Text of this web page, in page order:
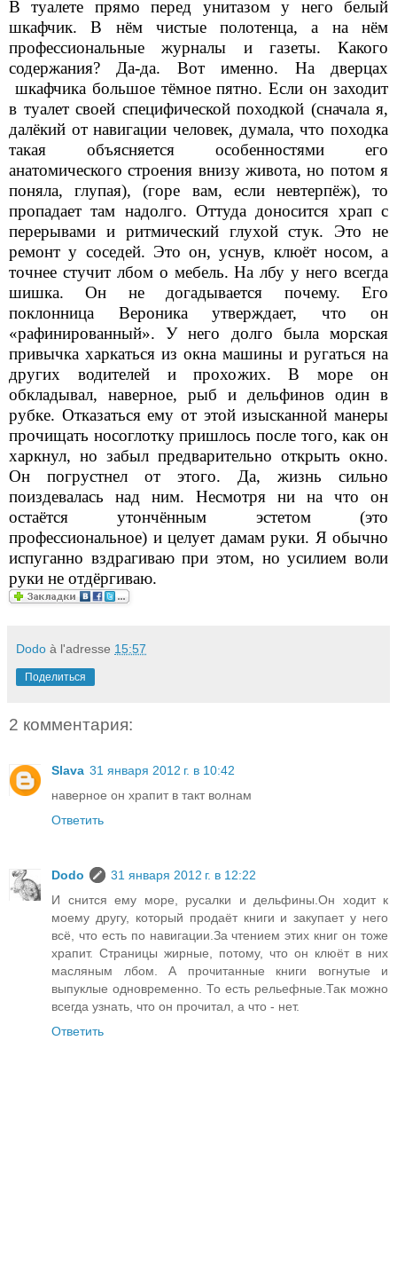
В туалете прямо перед унитазом у него белый
шкафчик. В нём чистые полотенца, а на нём
профессиональные журналы и газеты. Какого
содержания? Да-да. Вот именно. На дверцах
шкафчика большое тёмное пятно. Если он заходит
в туалет своей специфической походкой (сначала я,
далёкий от навигации человек, думала, что походка
такая объясняется особенностями его
анатомического строения внизу живота, но потом я
поняла, глупая), (горе вам, если невтерпёж), то
пропадает там надолго. Оттуда доносится храп с
перерывами и ритмический глухой стук. Это не
ремонт у соседей. Это он, уснув, клюёт носом, а
точнее стучит лбом о мебель. На лбу у него всегда
шишка. Он не догадывается почему. Его
поклонница Вероника утверждает, что он
«рафинированный». У него долго была морская
привычка харкаться из окна машины и ругаться на
других водителей и прохожих. В море он
обкладывал, наверное, рыб и дельфинов один в
рубке. Отказаться ему от этой изысканной манеры
прочищать носоглотку пришлось после того, как он
харкнул, но забыл предварительно открыть окно.
Он погрустнел от этого. Да, жизнь сильно
поиздевалась над ним. Несмотря ни на что он
остаётся утончённым эстетом (это
профессиональное) и целует дамам руки. Я обычно
испуганно вздрагиваю при этом, но усилием воли
руки не отдёргиваю.
Dodo à l'adresse 15:57
Поделиться
2 комментария:
Slava 31 января 2012 г. в 10:42
наверное он храпит в такт волнам
Ответить
Dodo
31 января 2012 г. в 12:22
И снится ему море, русалки и дельфины.Он ходит к
моему другу, который продаёт книги и закупает у него
всё, что есть по навигации.За чтением этих книг он тоже
храпит. Страницы жирные, потому, что он клюёт в них
масляным лбом. А прочитанные книги вогнутые и
выпуклые одновременно. То есть рельефные.Так можно
всегда узнать, что он прочитал, а что - нет.
Ответить